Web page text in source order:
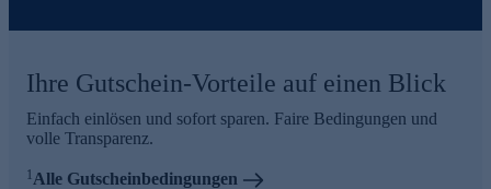
Ihre Gutschein-Vorteile auf einen Blick
Einfach einlösen und sofort sparen. Faire Bedingungen und
volle Transparenz.
1Alle Gutscheinbedingungen